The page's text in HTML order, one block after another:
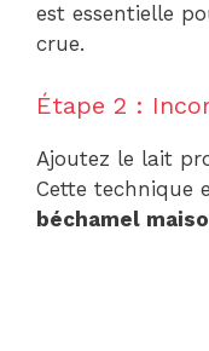
est essentielle
crue.
Étape 2 :
Ajoutez le lait
Cette technique
béchamel